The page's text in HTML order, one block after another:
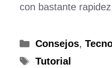
con bastante
Categorías
Consejos,
Etiquetas
Tutorial